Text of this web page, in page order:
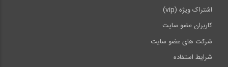
اشتراک ویژه (vip)
کاربران عضو سایت
شرکت های عضو سایت
شرایط استفاده